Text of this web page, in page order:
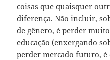
coisas que quaisquer
diferença. Não incluir,
de gênero, é perder
educação (enxergando
perder mercado futuro, é